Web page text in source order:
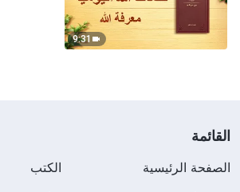
9:31
القائمة
الصفحة الرئيسية
الكتب